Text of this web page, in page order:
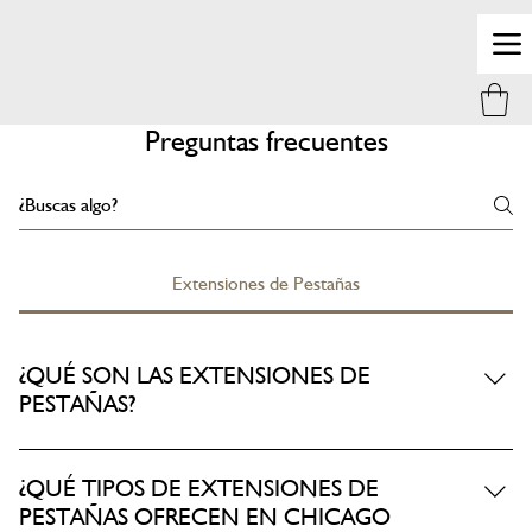
Preguntas frecuentes
Extensiones de Pestañas
¿QUÉ SON LAS EXTENSIONES DE
PESTAÑAS?
Las extensiones de pestañas son fibras sintéticas y de seda. Se
aplican una a una a tus pestañas naturales, dándoles longitud y
volumen. En nuestro spa de pestañas en Medellín y Envigado,
¿QUÉ TIPOS DE EXTENSIONES DE
PESTAÑAS OFRECEN EN CHICAGO